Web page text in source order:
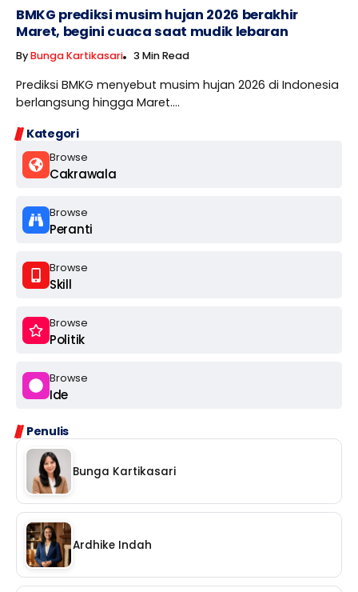
Kategori
Browse
Cakrawala
Browse
Peranti
Browse
Skill
Browse
Politik
Browse
Ide
Penulis
Bunga Kartikasari
Ardhike Indah
BMKG prediksi musim hujan 2026 berakhir
Maret, begini cuaca saat mudik lebaran
ByBunga Kartikasari 3 Min Read
Prediksi BMKG menyebut musim hujan 2026 di Indonesia
berlangsung hingga Maret....